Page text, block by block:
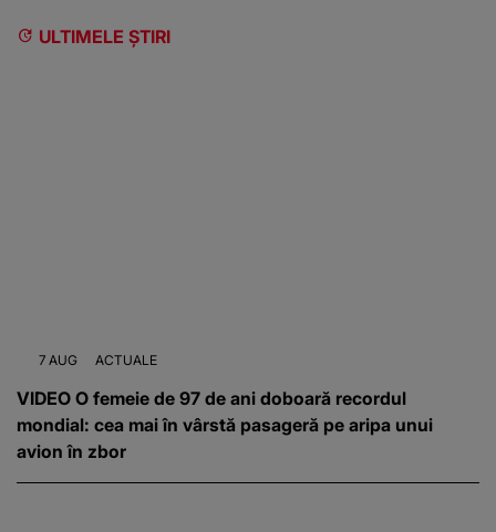
ULTIMELE ȘTIRI
7 AUG ACTUALE
VIDEO O femeie de 97 de ani doboară recordul
mondial: cea mai în vârstă pasageră pe aripa unui
avion în zbor